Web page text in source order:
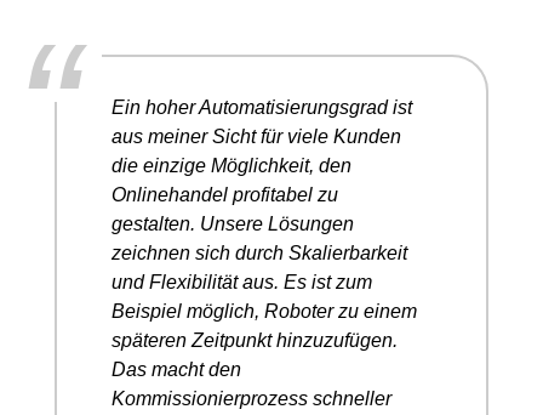
“
Ein hoher Automatisierungsgrad ist
aus meiner Sicht für viele Kunden
die einzige Möglichkeit, den
Onlinehandel profitabel zu
gestalten. Unsere Lösungen
zeichnen sich durch Skalierbarkeit
und Flexibilität aus. Es ist zum
Beispiel möglich, Roboter zu einem
späteren Zeitpunkt hinzuzufügen.
Das macht den
Kommissionierprozess schneller